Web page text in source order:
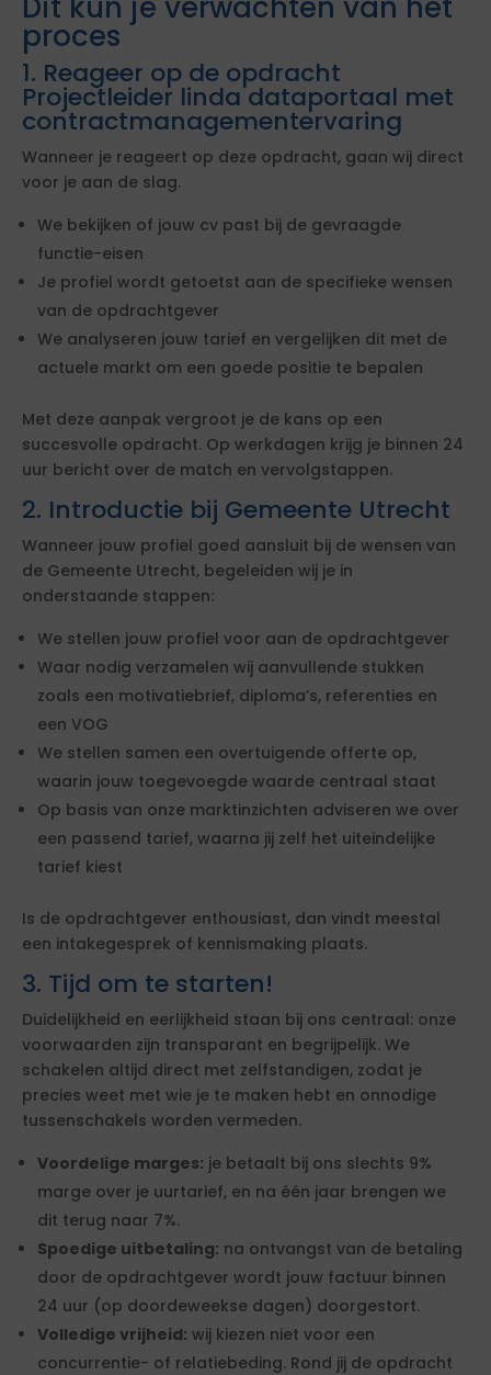
proces
1. Reageer op de opdracht
Projectleider linda dataportaal met
contractmanagementervaring
Wanneer je reageert op deze opdracht, gaan wij direct
voor je aan de slag.
We bekijken of jouw cv past bij de gevraagde
functie-eisen
Je profiel wordt getoetst aan de specifieke wensen
van de opdrachtgever
We analyseren jouw tarief en vergelijken dit met de
actuele markt om een goede positie te bepalen
Met deze aanpak vergroot je de kans op een
succesvolle opdracht. Op werkdagen krijg je binnen 24
uur bericht over de match en vervolgstappen.
2. Introductie bij Gemeente Utrecht
Wanneer jouw profiel goed aansluit bij de wensen van
de Gemeente Utrecht, begeleiden wij je in
onderstaande stappen:
We stellen jouw profiel voor aan de opdrachtgever
Waar nodig verzamelen wij aanvullende stukken
zoals een motivatiebrief, diploma’s, referenties en
een VOG
We stellen samen een overtuigende offerte op,
waarin jouw toegevoegde waarde centraal staat
Op basis van onze marktinzichten adviseren we over
een passend tarief, waarna jij zelf het uiteindelijke
tarief kiest
Is de opdrachtgever enthousiast, dan vindt meestal
een intakegesprek of kennismaking plaats.
3. Tijd om te starten!
Duidelijkheid en eerlijkheid staan bij ons centraal: onze
voorwaarden zijn transparant en begrijpelijk. We
schakelen altijd direct met zelfstandigen, zodat je
precies weet met wie je te maken hebt en onnodige
tussenschakels worden vermeden.
Voordelige marges: je betaalt bij ons slechts 9%
marge over je uurtarief, en na één jaar brengen we
dit terug naar 7%.
Spoedige uitbetaling: na ontvangst van de betaling
door de opdrachtgever wordt jouw factuur binnen
24 uur (op doordeweekse dagen) doorgestort.
Volledige vrijheid: wij kiezen niet voor een
concurrentie- of relatiebeding. Rond jij de opdracht